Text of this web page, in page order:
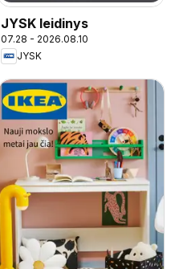
JYSK leidinys
07.28 - 2026.08.10
JYSK